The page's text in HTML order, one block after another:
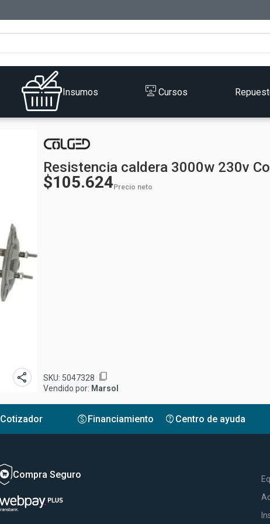
Insumos Cursos
share
Resistencia caldera 3000w 230v
$105.624 Precio neto
SKU: 5047328 content_copy
Vendido por: Marsol
Cotizador monetization_onFinanciamiento contact_support Centro de ayuda
Compra Seguro